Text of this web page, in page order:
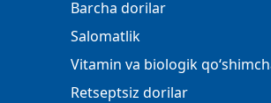
Barcha dorilar
Salomatlik
Vitamin va biologik
Retseptsiz dorilar